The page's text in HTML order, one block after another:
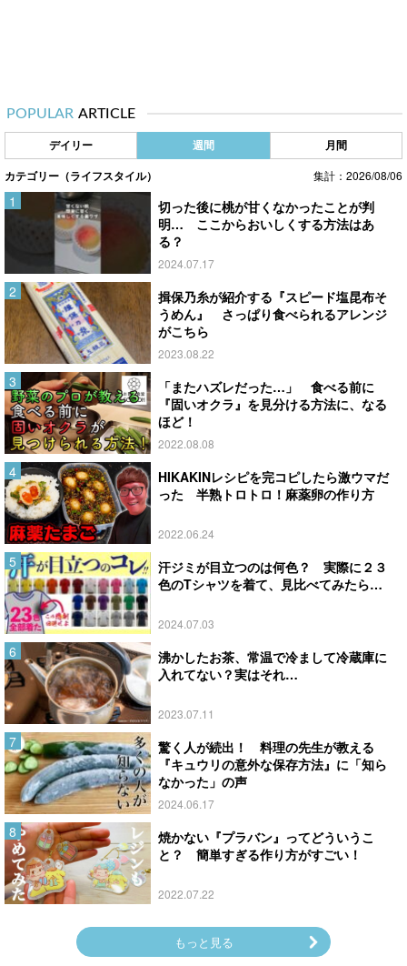
POPULAR ARTICLE
デイリー 週間 月間
カテゴリー（ライフスタイル） 集計：2026/08/06
切った後に桃が甘くなかったことが判
明… ここからおいしくする方法はあ
る？
2024.07.17
揖保乃糸が紹介する『スピード塩昆布そ
うめん』 さっぱり食べられるアレンジ
がこちら
2023.08.22
「またハズレだった…」 食べる前に
『固いオクラ』を見分ける方法に、なる
ほど！
2022.08.08
HIKAKINレシピを完コピしたら激ウマだ
った 半熟トロトロ！麻薬卵の作り方
2022.06.24
汗ジミが目立つのは何色？ 実際に２３
色のTシャツを着て、見比べてみたら…
2024.07.03
沸かしたお茶、常温で冷まして冷蔵庫に
入れてない？実はそれ…
2023.07.11
驚く人が続出！ 料理の先生が教える
『キュウリの意外な保存方法』に「知ら
なかった」の声
2024.06.17
焼かない『プラバン』ってどういうこ
と？ 簡単すぎる作り方がすごい！
2022.07.22
もっと見る